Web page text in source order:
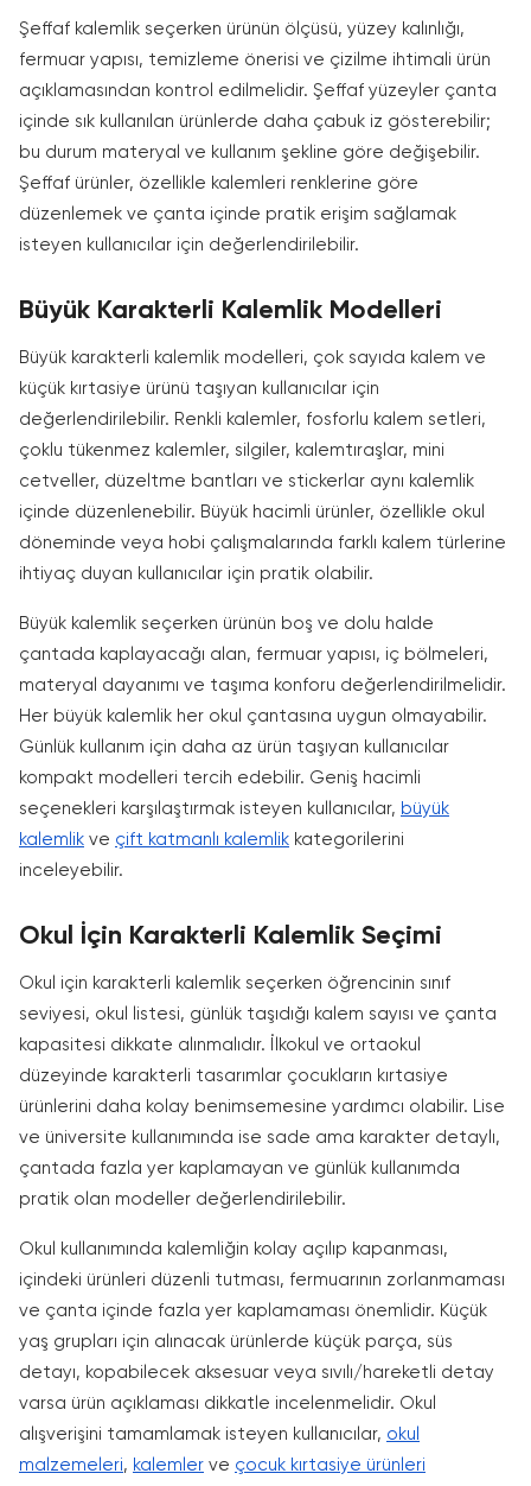
Şeffaf kalemlik seçerken ürünün ölçüsü, yüzey kalınlığı,
fermuar yapısı, temizleme önerisi ve çizilme ihtimali ürün
açıklamasından kontrol edilmelidir. Şeffaf yüzeyler çanta
içinde sık kullanılan ürünlerde daha çabuk iz gösterebilir;
bu durum materyal ve kullanım şekline göre değişebilir.
Şeffaf ürünler, özellikle kalemleri renklerine göre
düzenlemek ve çanta içinde pratik erişim sağlamak
isteyen kullanıcılar için değerlendirilebilir.
Büyük Karakterli Kalemlik Modelleri
Büyük karakterli kalemlik modelleri, çok sayıda kalem ve
küçük kırtasiye ürünü taşıyan kullanıcılar için
değerlendirilebilir. Renkli kalemler, fosforlu kalem setleri,
çoklu tükenmez kalemler, silgiler, kalemtıraşlar, mini
cetveller, düzeltme bantları ve stickerlar aynı kalemlik
içinde düzenlenebilir. Büyük hacimli ürünler, özellikle okul
döneminde veya hobi çalışmalarında farklı kalem türlerine
ihtiyaç duyan kullanıcılar için pratik olabilir.
Büyük kalemlik seçerken ürünün boş ve dolu halde
çantada kaplayacağı alan, fermuar yapısı, iç bölmeleri,
materyal dayanımı ve taşıma konforu değerlendirilmelidir.
Her büyük kalemlik her okul çantasına uygun olmayabilir.
Günlük kullanım için daha az ürün taşıyan kullanıcılar
kompakt modelleri tercih edebilir. Geniş hacimli
seçenekleri karşılaştırmak isteyen kullanıcılar, büyük
kalemlik ve çift katmanlı kalemlik kategorilerini
inceleyebilir.
Okul İçin Karakterli Kalemlik Seçimi
Okul için karakterli kalemlik seçerken öğrencinin sınıf
seviyesi, okul listesi, günlük taşıdığı kalem sayısı ve çanta
kapasitesi dikkate alınmalıdır. İlkokul ve ortaokul
düzeyinde karakterli tasarımlar çocukların kırtasiye
ürünlerini daha kolay benimsemesine yardımcı olabilir. Lise
ve üniversite kullanımında ise sade ama karakter detaylı,
çantada fazla yer kaplamayan ve günlük kullanımda
pratik olan modeller değerlendirilebilir.
Okul kullanımında kalemliğin kolay açılıp kapanması,
içindeki ürünleri düzenli tutması, fermuarının zorlanmaması
ve çanta içinde fazla yer kaplamaması önemlidir. Küçük
yaş grupları için alınacak ürünlerde küçük parça, süs
detayı, kopabilecek aksesuar veya sıvılı/hareketli detay
varsa ürün açıklaması dikkatle incelenmelidir. Okul
alışverişini tamamlamak isteyen kullanıcılar, okul
malzemeleri, kalemler ve çocuk kırtasiye ürünleri